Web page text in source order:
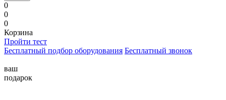
0
0
0
Корзина
Пройти тест
Бесплатный подбор оборудования Бесплатный звонок
ваш
подарок